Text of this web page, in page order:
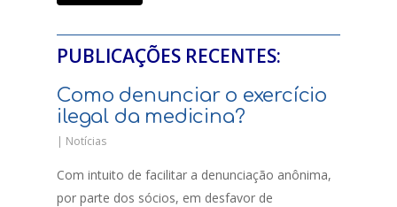
PUBLICAÇÕES RECENTES:
Como denunciar o exercício
ilegal da medicina?
| Notícias
Com intuito de facilitar a denunciação anônima,
por parte dos sócios, em desfavor de